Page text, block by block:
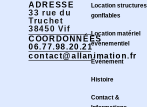
ADRESSE
33 rue du
Truchet
38450 Vif
COORDONNÉES
06.77.98.20.21
contact@allanimation.fr
Location structures
gonflables
Location matériel
événementiel
Évènement
Histoire
Contact &